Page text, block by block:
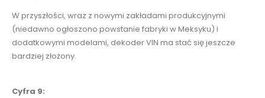
W przyszłości, wraz z nowymi zakładami produkcyjnymi
(niedawno ogłoszono powstanie fabryki w Meksyku) i
dodatkowymi modelami, dekoder VIN ma stać się jeszcze
bardziej złożony.
Cyfra 9: